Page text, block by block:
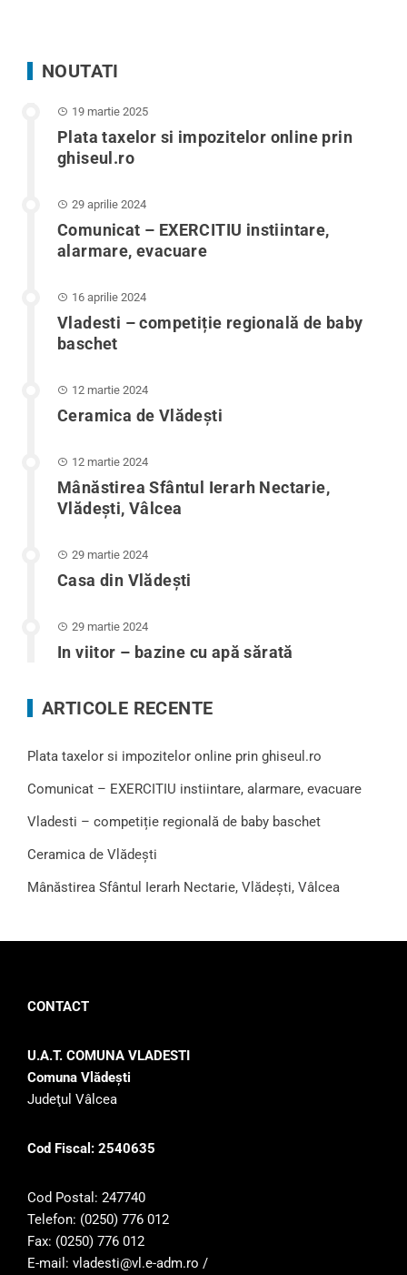
NOUTATI
19 martie 2025
Plata taxelor si impozitelor online prin
ghiseul.ro
29 aprilie 2024
Comunicat – EXERCITIU instiintare,
alarmare, evacuare
16 aprilie 2024
Vladesti – competiție regională de baby
baschet
12 martie 2024
Ceramica de Vlădești
12 martie 2024
Mânăstirea Sfântul Ierarh Nectarie,
Vlădești, Vâlcea
29 martie 2024
Casa din Vlădeşti
29 martie 2024
In viitor – bazine cu apă sărată
ARTICOLE RECENTE
Plata taxelor si impozitelor online prin ghiseul.ro
Comunicat – EXERCITIU instiintare, alarmare, evacuare
Vladesti – competiție regională de baby baschet
Ceramica de Vlădești
Mânăstirea Sfântul Ierarh Nectarie, Vlădești, Vâlcea
CONTACT
U.A.T. COMUNA VLADESTI
Comuna Vlădeşti
Judeţul Vâlcea
Cod Fiscal: 2540635
Cod Postal: 247740
Telefon: (0250) 776 012
Fax: (0250) 776 012
E-mail: vladesti@vl.e-adm.ro /